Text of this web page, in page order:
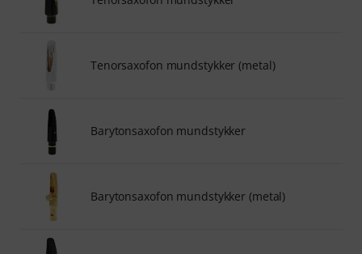
Tenorsaxofon mundstykker (metal)
Barytonsaxofon mundstykker
Barytonsaxofon mundstykker (metal)